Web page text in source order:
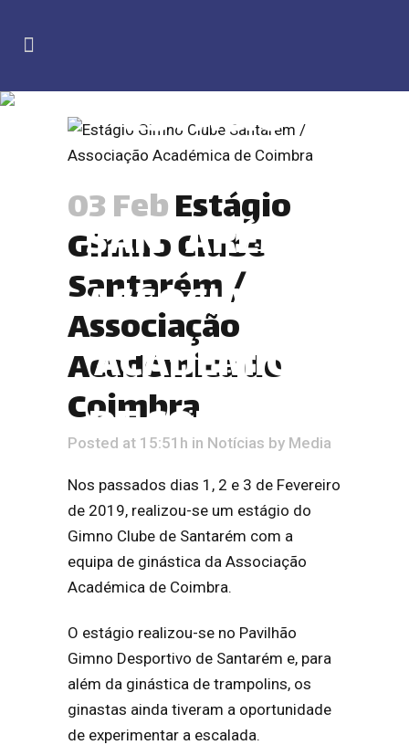
ESTÁGIO
GIMNO CLUBE
SANTARÉM /
ASSOCIAÇÃO
ACADÉMICA
DE COIMBRA
03 FebEstágio
Gimno Clube
Santarém /
Associação
Académica de
Coimbra
Posted at 15:51h in Notícias by Media
Nos passados dias 1, 2 e 3 de Fevereiro
de 2019, realizou-se um estágio do
Gimno Clube de Santarém com a
equipa de ginástica da Associação
Académica de Coimbra.
O estágio realizou-se no Pavilhão
Gimno Desportivo de Santarém e, para
além da ginástica de trampolins, os
ginastas ainda tiveram a oportunidade
de experimentar a escalada.